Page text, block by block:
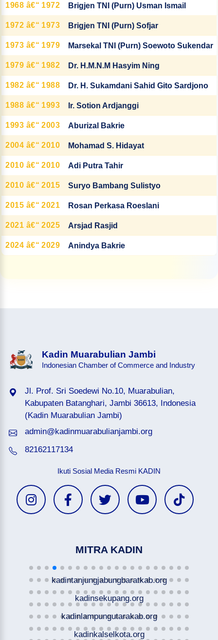
1968 â€“ 1972 Brigjen TNI (Purn) Usman Ismail
1972 â€“ 1973 Brigjen TNI (Purn) Sofjar
1973 â€“ 1979 Marsekal TNI (Purn) Soewoto Sukendar
1979 â€“ 1982 Dr. H.M.N.M Hasyim Ning
1982 â€“ 1988 Dr. H. Sukamdani Sahid Gito Sardjono
1988 â€“ 1993 Ir. Sotion Ardjanggi
1993 â€“ 2003 Aburizal Bakrie
2004 â€“ 2010 Mohamad S. Hidayat
2010 â€“ 2010 Adi Putra Tahir
2010 â€“ 2015 Suryo Bambang Sulistyo
2015 â€“ 2021 Rosan Perkasa Roeslani
2021 â€“ 2025 Arsjad Rasjid
2024 â€“ 2029 Anindya Bakrie
Kadin Muarabulian Jambi
Indonesian Chamber of Commerce and Industry
Jl. Prof. Sri Soedewi No.10, Muarabulian,
Kabupaten Batanghari, Jambi 36613, Indonesia
(Kadin Muarabulian Jambi)
admin@kadinmuarabulianjambi.org
82162117134
Ikuti Sosial Media Resmi KADIN
MITRA KADIN
kadintanjungjabungbaratkab.org
kadinsekupang.org
kadinlampungutarakab.org
kadinkalselkota.org